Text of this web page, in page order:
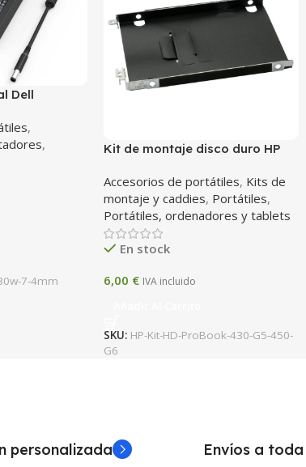
Dell
,
,
7-4mm
Kit de montaje disco duro HP
Caddy + tornillos
Accesorios de portátiles, Kits de
montaje y caddies, Portátiles,
Portátiles, ordenadores y tablets
En stock
6,00 € IVA incluido
SKU: HP-Kit-HD-ProBook-430-G5-450-
G6
personalizada Envíos a toda